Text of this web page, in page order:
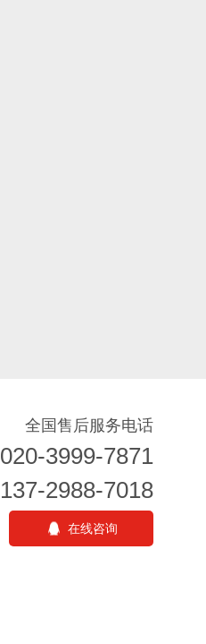
全国售后服务电话
020-3999-7871
137-2988-7018
在线咨询